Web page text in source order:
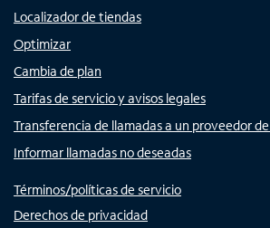
Localizador de tiendas
Optimizar
Cambia de plan
Tarifas de servicio y avisos legales
Transferencia de llamadas a un proveedor
Informar llamadas no deseadas
Términos/políticas de servicio
Derechos de privacidad